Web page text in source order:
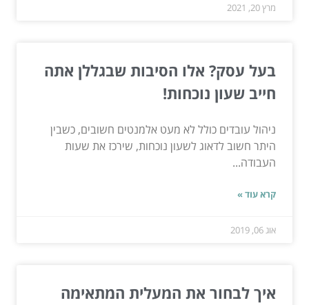
מרץ 20, 2021
בעל עסק? אלו הסיבות שבגללן אתה
חייב שעון נוכחות!
ניהול עובדים כולל לא מעט אלמנטים חשובים, כשבין
היתר חשוב לדאוג לשעון נוכחות, שירכז את שעות
העבודה...
קרא עוד »
אוג 06, 2019
איך לבחור את המעלית המתאימה